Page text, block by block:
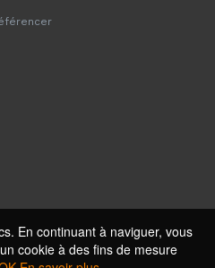
En continuant à naviguer, vous
cookie à des fins de mesure